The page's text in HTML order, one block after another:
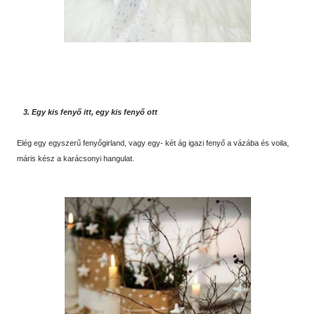
3. Egy kis fenyő itt, egy kis fenyő ott
Elég egy egyszerű fenyőgirland, vagy egy- két ág igazi fenyő a vázába és voila,
máris kész a karácsonyi hangulat.